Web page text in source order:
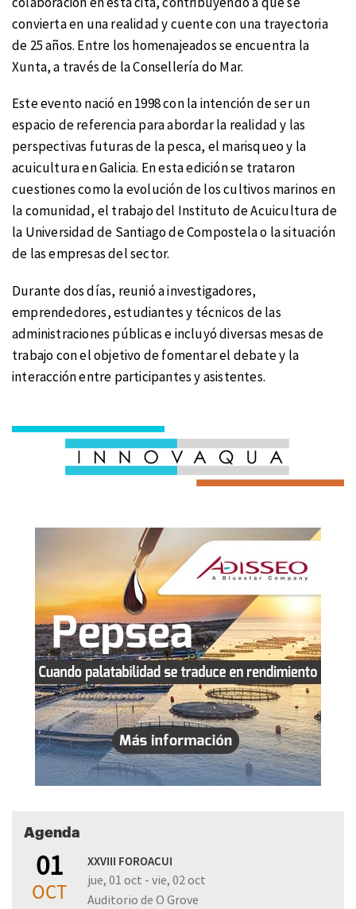
convierta en una realidad y cuente con una trayectoria
de 25 años. Entre los homenajeados se encuentra la
Xunta, a través de la Consellería do Mar.
Este evento nació en 1998 con la intención de ser un
espacio de referencia para abordar la realidad y las
perspectivas futuras de la pesca, el marisqueo y la
acuicultura en Galicia. En esta edición se trataron
cuestiones como la evolución de los cultivos marinos en
la comunidad, el trabajo del Instituto de Acuicultura de
la Universidad de Santiago de Compostela o la situación
de las empresas del sector.
Durante dos días, reunió a investigadores,
emprendedores, estudiantes y técnicos de las
administraciones públicas e incluyó diversas mesas de
trabajo con el objetivo de fomentar el debate y la
interacción entre participantes y asistentes.
Agenda
01
OCT
XXVIII FOROACUI
jue, 01 oct - vie, 02 oct
Auditorio de O Grove